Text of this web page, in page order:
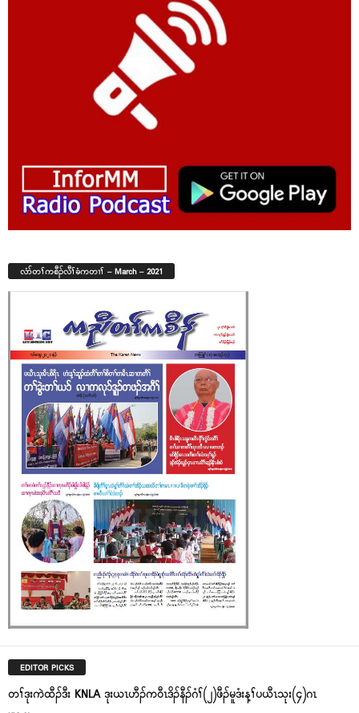
လံာ်တၢ်ကစီၣ်လီၢ်ခံကတၢၢ် – March – 2021
EDITOR PICKS
တၢ်ဒုးကဲထီၣ်ဒီး KNLA ဒုးယၤဟီၣ်ကဝီၤဒိၣ်နီၣ်ဂံၢ်(၂)ဖီၣ်မူဒံးန့ၢ်ပယီၤသုး(၄)ဂၤ